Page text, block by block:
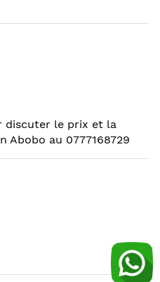
discuter le prix et la
Abobo au 0777168729